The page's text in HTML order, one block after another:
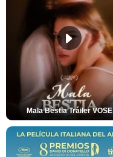
Mala Bèstia Tráiler VOSE